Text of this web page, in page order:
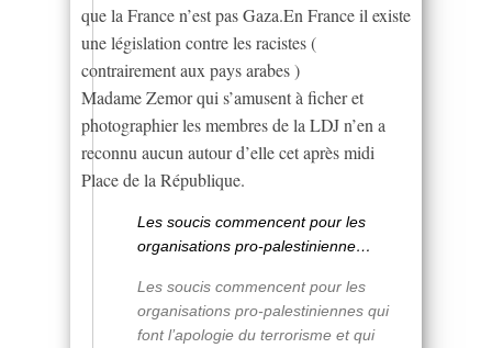
que la France n’est pas Gaza.En France il existe
une législation contre les racistes (
contrairement aux pays arabes )
Madame Zemor qui s’amusent à ficher et
photographier les membres de la LDJ n’en a
reconnu aucun autour d’elle cet après midi
Place de la République.
Les soucis commencent pour les
organisations pro-palestinienne…
Les soucis commencent pour les
organisations pro-palestiniennes qui
font l’apologie du terrorisme et qui